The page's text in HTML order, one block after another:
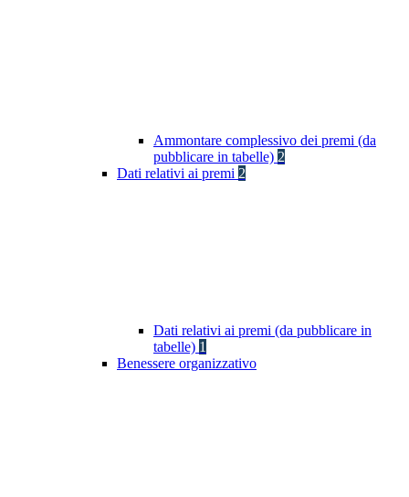
Ammontare complessivo dei premi (da
pubblicare in tabelle) 2
Dati relativi ai premi 2
Dati relativi ai premi (da pubblicare in
tabelle) 1
Benessere organizzativo